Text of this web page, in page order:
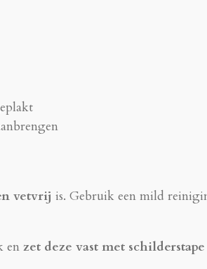
vetvrij is. Gebruik een mild
en zet deze vast met schilderstape